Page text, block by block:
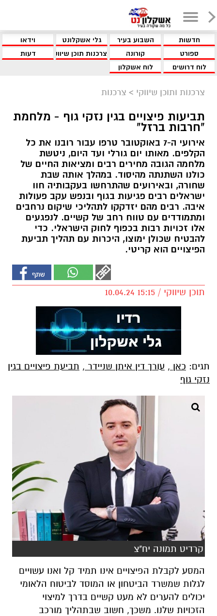
חדשות השבוע בעיר גלי אשקלונט
וידאו
ספורט
קורונה צרכנות תוכן שיווקי
דעות
לוח דרושים
לוח אשקלון
צרכנות ותוכן שיווקי > צרכנות
תביעות פיצויים בגין נזקי גוף - מלחמת
"חרבות ברזל"
אירועי ה-7 באוקטובר טרפו עבור רובנו את כל
הקלפים. מאותו יום גורלי ועד היום, ניטשת
מלחמה הגובה מחירים רבים ומציאות החיים של
כולנו השתנתה מהיסוד. במהלך אותה שבת
שחורה, ובאירועים שהתרחשו בעקבותיה חוו
ישראלים רבים פגיעות בגוף ובנפש עקב פעולות
איבה. רבים מהם יזדקקו לתהליכי שיקום נרחבים
ומתמודדים עם טווח רחב של קשיים. לנפגעים
אלו זכויות רבות בכפוף לחוק הישראלי. כדי
להבטיח שכולן ימוצו, היכרות עם תהליך תביעת
הפיצויים הוא קריטי.
תוכן שיווקי / 15:15 10.04.24
תגים: כאן , עורך דין איתן שניידר , תביעת פיצויים בגין
נזקי גוף
קרדיט תמונה יח"צ
המסע לקבלת הפיצויים אינו תמיד קל ואנו עשויים
לגלות שמשרד הביטחון או המוסד לביטוח הלאומי
יכולים להערים לא מעט קשיים בדרך למיצוי
הזכויות שלנו. משכך, חשוב שבתהליך מורכב